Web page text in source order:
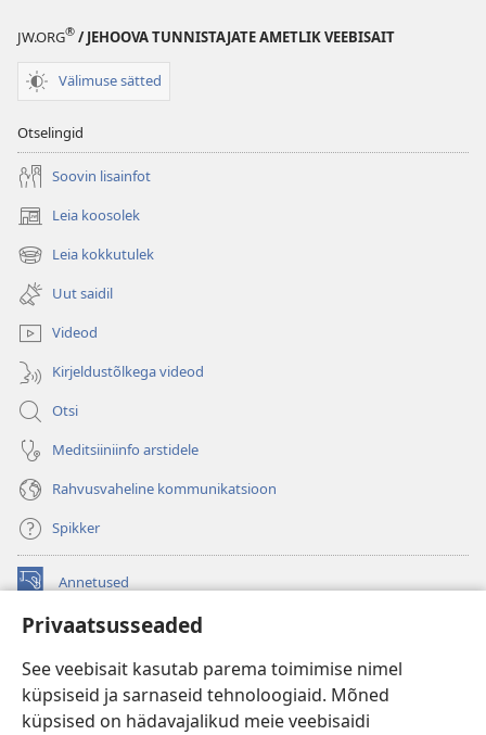
Privaatsusseaded
See veebisait kasutab parema toimimise nimel
küpsiseid ja sarnaseid tehnoloogiaid. Mõned
küpsised on hädavajalikud meie veebisaidi
JW.ORG® / JEHOOVA TUNNISTAJATE AMETLIK VEEBISAIT
Välimuse sätted
Otselingid
Soovin lisainfot
Leia koosolek
(avab
uue
akna)
Leia kokkutulek
(avab
uue
akna)
Uut saidil
Videod
Kirjeldustõlkega videod
Otsi
Meditsiiniinfo arstidele
Rahvusvaheline kommunikatsioon
Spikker
Annetused
(avab
akna)
uue
akna) JW Hub
(avab
uue